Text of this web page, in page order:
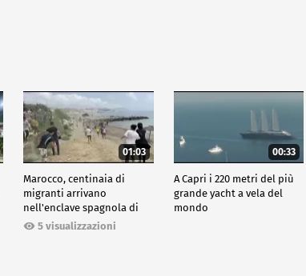
01:03
Marocco, centinaia di
migranti arrivano
nell'enclave spagnola di
Ceuta5 visualizzazioni
00:33
A Capri i 220 metri del più
grande yacht a vela del
mondo